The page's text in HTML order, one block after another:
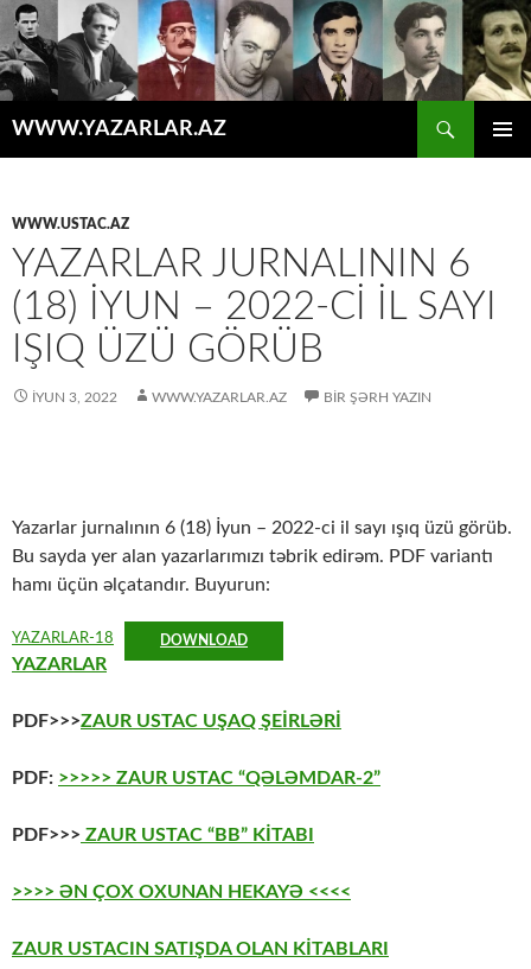
WWW.YAZARLAR.AZ
WWW.USTAC.AZ
YAZARLAR JURNALININ 6
(18) İYUN – 2022-CI IL SAYI
IŞIQ ÜZÜ GÖRÜB
İYUN 3, 2022 WWW.YAZARLAR.AZ BIR ŞƏRH YAZIN
Yazarlar jurnalının 6 (18) İyun – 2022-ci il sayı ışıq üzü görüb.
Bu sayda yer alan yazarlarımızı təbrik edirəm. PDF variantı
hamı üçün əlçatandır. Buyurun:
YAZARLAR-18 DOWNLOAD
YAZARLAR
PDF>>>ZAUR USTAC UŞAQ ŞEİRLƏRİ
PDF: >>>>> ZAUR USTAC “QƏLƏMDAR-2”
PDF>>> ZAUR USTAC “BB” KİTABI
>>>> ƏN ÇOX OXUNAN HEKAYƏ <<<<
ZAUR USTACIN SATIŞDA OLAN KİTABLARI